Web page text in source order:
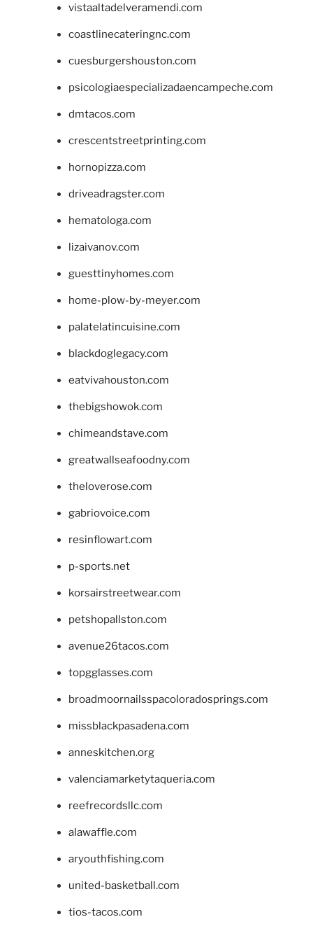
vistaaltadelveramendi.com
coastlinecateringnc.com
cuesburgershouston.com
psicologiaespecializadaencampeche.com
dmtacos.com
crescentstreetprinting.com
hornopizza.com
driveadragster.com
hematologa.com
lizaivanov.com
guesttinyhomes.com
home-plow-by-meyer.com
palatelatincuisine.com
blackdoglegacy.com
eatvivahouston.com
thebigshowok.com
chimeandstave.com
greatwallseafoodny.com
theloverose.com
gabriovoice.com
resinflowart.com
p-sports.net
korsairstreetwear.com
petshopallston.com
avenue26tacos.com
topgglasses.com
broadmoornailsspacoloradosprings.com
missblackpasadena.com
anneskitchen.org
valenciamarketytaqueria.com
reefrecordsllc.com
alawaffle.com
aryouthfishing.com
united-basketball.com
tios-tacos.com